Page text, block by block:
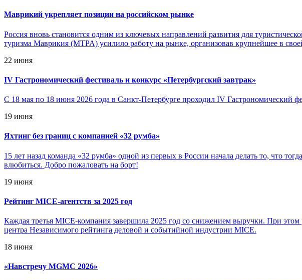
Маврикий укрепляет позиции на российском рынке
Россия вновь становится одним из ключевых направлений развития для
туризма Маврикия (MTPA) усилило работу на рынке, организовав крупнейшее в
22 июня
IV Гастрономический фестиваль и конкурс «Петербургский завтрак»
С 18 мая по 18 июня 2026 года в Санкт-Петербурге проходил IV Гастрономический
19 июня
Яхтинг без границ с компанией «32 румба»
15 лет назад команда «32 румба» одной из первых в России начала делать то, что
влюбиться. Добро пожаловать на борт!
19 июня
Рейтинг MICE-агентств за 2025 год
Каждая третья MICE-компания завершила 2025 год со снижением выручки. При
центра Независимого рейтинга деловой и событийной индустрии MICE.
18 июня
«Навстречу MGMC 2026»